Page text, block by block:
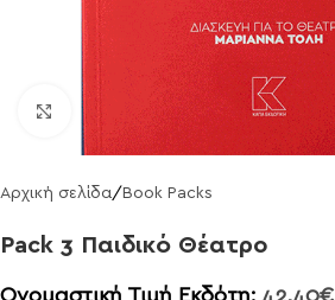
Click to enlarge
Αρχική σελίδα/ Book Packs
Pack 3 Παιδικό Θέατρο